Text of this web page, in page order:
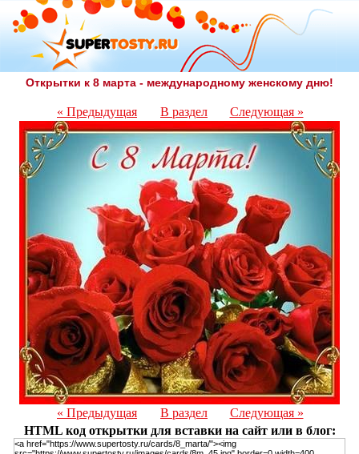
Открытки к 8 марта - международному женскому дню!
« Предыдущая В раздел Следующая »
« Предыдущая В раздел
Следующая »
HTML код открытки для вставки на сайт или в блог: